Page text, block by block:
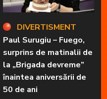
DIVERTISMENT
Paul Surugiu – Fuego,
surprins de matinalii de
la „Brigada devreme”
înaintea aniversării de
50 de ani